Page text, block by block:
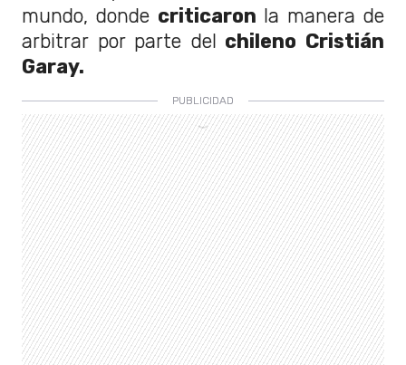
mundo, donde criticaron la manera de
arbitrar por parte del chileno Cristián
Garay.